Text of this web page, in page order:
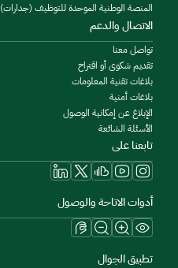
المنصة الوطنية الموحدة للتوظيف (جدارات)
الاتصال والدعم
تواصل معنا
تقديم شكوى أو اقتراح
بلاغات تقنية المعلومات
بلاغات أمنية
الإبلاغ عن إمكانية الوصول
الأسئلة الشائعة
تابعنا على
أدوات الاتاحة والوصول
تطبيق الجوال